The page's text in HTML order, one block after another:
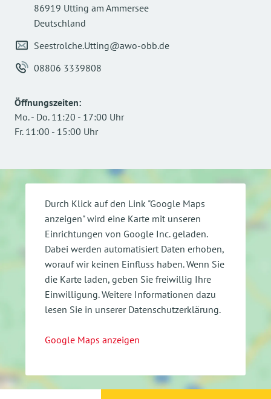
86919 Utting am Ammersee
Deutschland
Seestrolche.Utting@awo-obb.de
08806 3339808
Öffnungszeiten:
Mo.- Do. 11:20 - 17:00 Uhr
Fr. 11:00 - 15:00 Uhr
Durch Klick auf den Link "Google Maps
anzeigen" wird eine Karte mit unseren
Einrichtungen von Google Inc. geladen.
Dabei werden automatisiert Daten erhoben,
worauf wir keinen Einfluss haben. Wenn Sie
die Karte laden, geben Sie freiwillig Ihre
Einwilligung. Weitere Informationen dazu
lesen Sie in unserer Datenschutzerklärung.
Google Maps anzeigen